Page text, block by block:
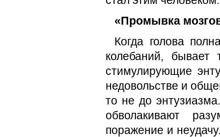
«Промывка
Когда голова
колебаний,
стимулирующие
недовольстве и
то не до
обволакивают
поражение и